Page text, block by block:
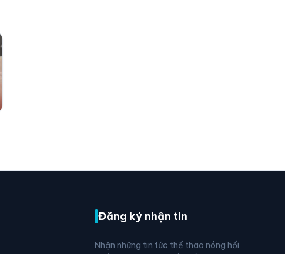
Đăng ký nhận tin
Nhận những tin tức thể thao nóng hổi